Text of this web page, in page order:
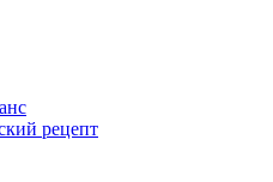
рецепт